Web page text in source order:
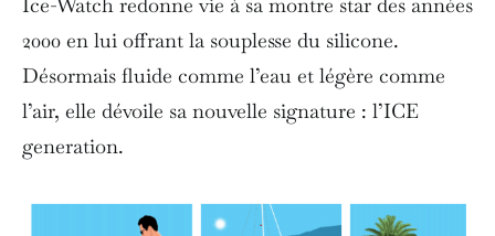
Ice-Watch redonne vie à sa montre star des années
2000 en lui offrant la souplesse du silicone.
Désormais fluide comme l’eau et légère comme
l’air, elle dévoile sa nouvelle signature : l’ICE
generation.